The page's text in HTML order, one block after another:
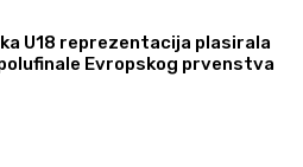
U18 reprezentacija plasirala
Evropskog prvenstva